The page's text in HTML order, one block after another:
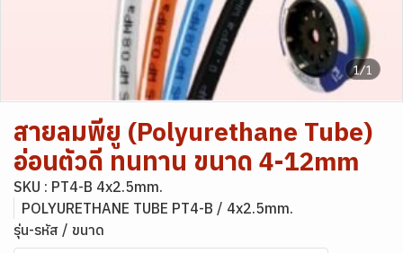
1/1
สายลมพียู (Polyurethane Tube)
อ่อนตัวดี ทนทาน ขนาด 4-12mm
SKU : PT4-B 4x2.5mm.
POLYURETHANE TUBE PT4-B / 4x2.5mm.
รุ่น-รหัส / ขนาด